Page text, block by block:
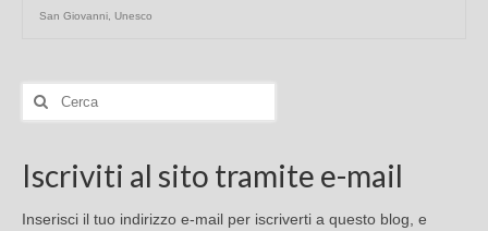
San Giovanni Unesco
Cerca:
Iscriviti al sito tramite e-mail
Inserisci il tuo indirizzo e-mail per iscriverti a questo blog, e